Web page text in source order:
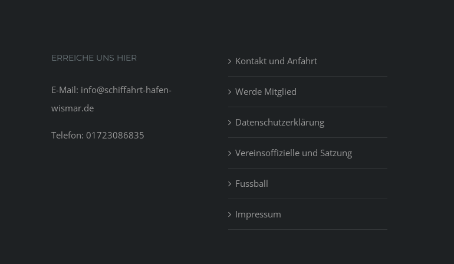
in
wake
demand
ERREICHE UNS HIER
E-Mail: info@schiffahrt-hafen-
wismar.de
Telefon: 01723086835
Kontakt und Anfahrt
Werde Mitglied
Datenschutzerklärung
Vereinsoffizielle und Satzung
Fussball
Impressum